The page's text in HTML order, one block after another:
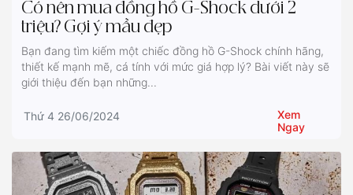
Có nên mua đồng hồ G-Shock dưới 2
triệu? Gợi ý mẫu đẹp
Bạn đang tìm kiếm một chiếc đồng hồ G-Shock chính hãng,
thiết kế mạnh mẽ, cá tính với mức giá hợp lý? Bài viết này sẽ
giới thiệu đến bạn những...
Thứ 4 26/06/2024
Xem
Ngay